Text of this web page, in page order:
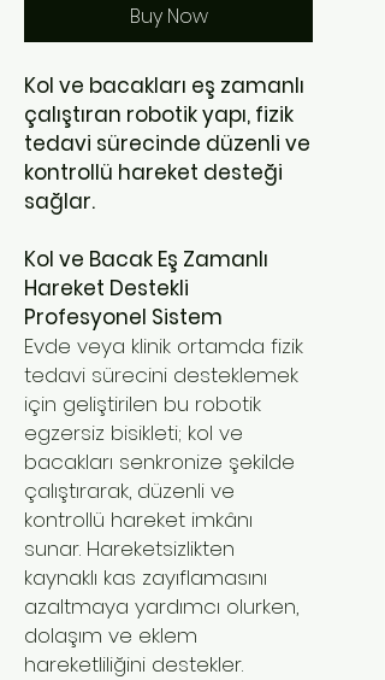
Buy Now
Kol ve bacakları eş zamanlı
çalıştıran robotik yapı, fizik
tedavi sürecinde düzenli ve
kontrollü hareket desteği
sağlar.
Kol ve Bacak Eş Zamanlı
Hareket Destekli
Profesyonel Sistem
Evde veya klinik ortamda fizik
tedavi sürecini desteklemek
için geliştirilen bu robotik
egzersiz bisikleti; kol ve
bacakları senkronize şekilde
çalıştırarak, düzenli ve
kontrollü hareket imkânı
sunar. Hareketsizlikten
kaynaklı kas zayıflamasını
azaltmaya yardımcı olurken,
dolaşım ve eklem
hareketliliğini destekler.